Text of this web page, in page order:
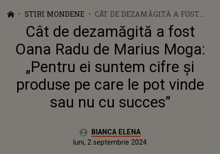
STIRI MONDENE
CÂT DE DEZAMĂGITĂ A FOST
OANA RADU DE MARIUS MOGA:
„PENTRU EI SUNTEM CIFRE ȘI
PRODUSE PE CARE LE POT
VINDE SAU NU CU SUCCES”
Cât de dezamăgită a fost
Oana Radu de Marius Moga:
„Pentru ei suntem cifre și
produse pe care le pot vinde
sau nu cu succes”
Autor:BIANCA ELENA
luni, 2 septembrie 2024Actualizat:
luni, 2 septembrie 2024